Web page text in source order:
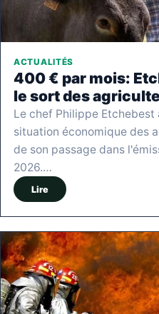
ACTUALITÉS
400 € par mois:
le sort des
Le chef Philippe
situation économique des
de son passage dans
2026.…
Lire